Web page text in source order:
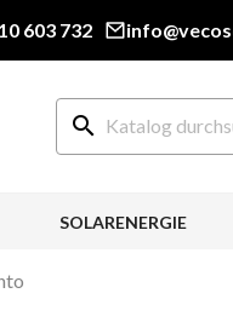
603 732
search
SOLARENERGIE